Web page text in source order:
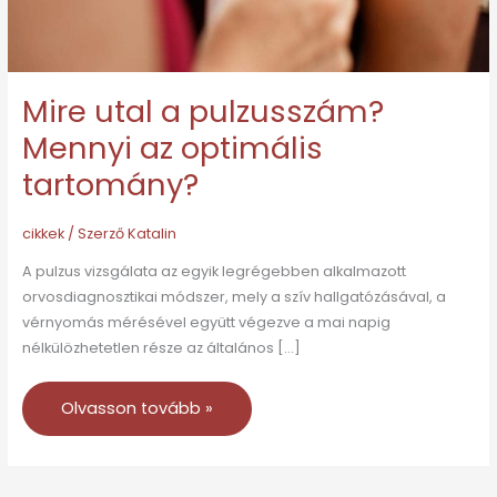
Mire utal a pulzusszám?
Mennyi az optimális
tartomány?
cikkek/ SzerzőKatalin
A pulzus vizsgálata az egyik legrégebben alkalmazott
orvosdiagnosztikai módszer, mely a szív hallgatózásával, a
vérnyomás mérésével együtt végezve a mai napig
nélkülözhetetlen része az általános […]
Olvasson tovább »